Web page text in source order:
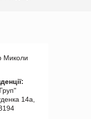
Миколи
14а,